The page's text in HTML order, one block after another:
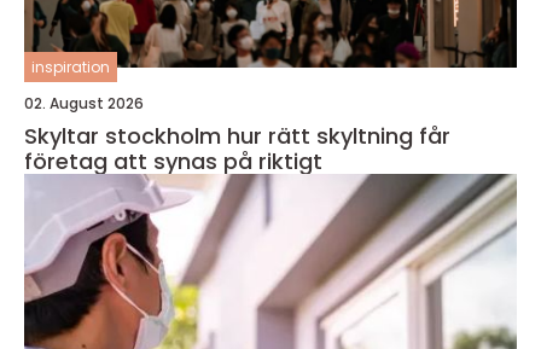
inspiration
02. August 2026
Skyltar stockholm hur rätt skyltning får
företag att synas på riktigt